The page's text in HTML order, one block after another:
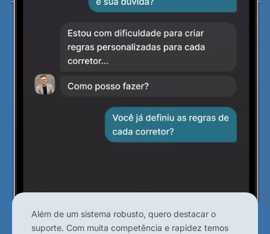
Além de um sistema robusto, quero destacar o
suporte. Com muita competência e rapidez temos